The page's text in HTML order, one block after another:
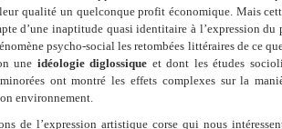
qualité un quelconque profit économique. Mais
d’une inaptitude quasi identitaire à l’expression du
psycho-social les retombées littéraires de ce
une idéologie diglossique et dont les études
ont montré les effets complexes sur la
environnement.
de l’expression artistique corse qui nous